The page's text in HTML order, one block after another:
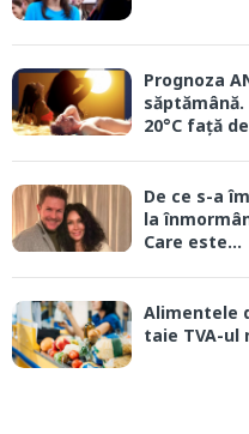
Prognoza
20°C față
De ce s-a
la
Care este...
Alimentele
taie TVA-ul